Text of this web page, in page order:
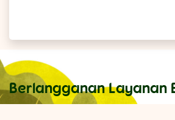
Berlangganan Layanan